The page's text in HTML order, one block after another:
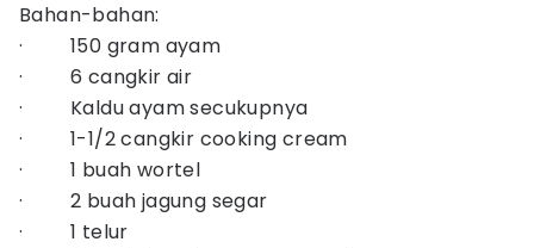
Bahan-bahan:
· 150 gram ayam
· 6 cangkir air
· Kaldu ayam secukupnya
· 1-1/2 cangkir cooking cream
· 1 buah wortel
· 2 buah jagung segar
· 1 telur